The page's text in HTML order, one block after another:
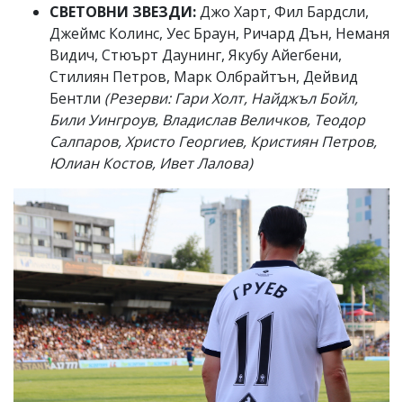
СВЕТОВНИ ЗВЕЗДИ:Джо Харт, Фил Бардсли,
Джеймс Колинс, Уес Браун, Ричард Дън, Неманя
Видич, Стюърт Даунинг, Якубу Айегбени,
Стилиян Петров, Марк Олбрайтън, Дейвид
Бентли (Резерви: Гари Холт, Найджъл Бойл,
Били Уингроув, Владислав Величков, Теодор
Салпаров, Христо Георгиев, Кристиян Петров,
Юлиан Костов, Ивет Лалова)